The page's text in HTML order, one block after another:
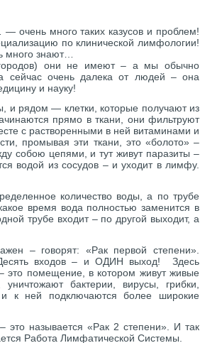
очень много таких казусов и проблем!
по клинической лимфологии!
много знают…
они не имеют – а мы обычно
сейчас очень далека от людей – она
и науку!
и рядом — клетки, которые получают из
прямо в ткани, они фильтруют
с растворенными в ней витаминами и
промывая эти ткани, это «болото» –
собою цепями, и тут живут паразиты –
водой из сосудов – и уходит в лимфу.
количество воды, а по трубе
время вода полностью заменится в
трубе входит – по другой выходит, а
– говорят: «Рак первой степени».
входов – и ОДИН выход! Здесь
это помещение, в котором живут живые
бактерии, вирусы, грибки,
к ней подключаются более широкие
называется «Рак 2 степени». И так
Работа Лимфатической Системы.